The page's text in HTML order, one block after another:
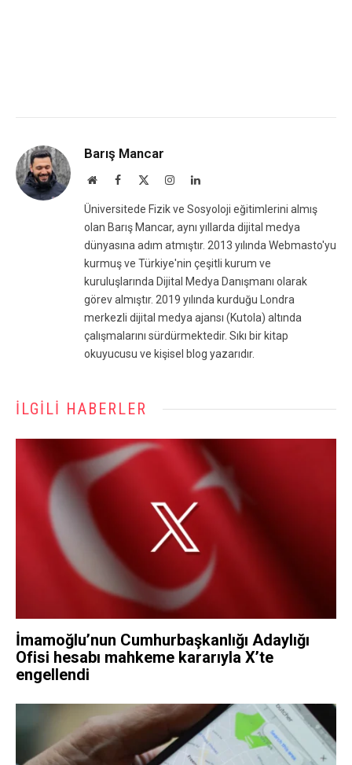
Barış Mancar
WebsiteFacebook InstagramLinkedIn
Üniversitede Fizik ve Sosyoloji eğitimlerini almış
olan Barış Mancar, aynı yıllarda dijital medya
dünyasına adım atmıştır. 2013 yılında Webmasto'yu
kurmuş ve Türkiye'nin çeşitli kurum ve
kuruluşlarında Dijital Medya Danışmanı olarak
görev almıştır. 2019 yılında kurduğu Londra
merkezli dijital medya ajansı (Kutola) altında
çalışmalarını sürdürmektedir. Sıkı bir kitap
okuyucusu ve kişisel blog yazarıdır.
İLGILI HABERLER
İmamoğlu’nun Cumhurbaşkanlığı Adaylığı
Ofisi hesabı mahkeme kararıyla X’te
engellendi